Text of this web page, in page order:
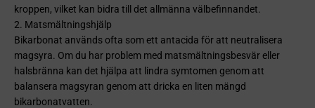
kroppen, vilket kan bidra till det allmänna välbefinnandet.
2. Matsmältningshjälp
Bikarbonat används ofta som ett antacida för att neutralisera
magsyra. Om du har problem med matsmältningsbesvär eller
halsbränna kan det hjälpa att lindra symtomen genom att
balansera magsyran genom att dricka en liten mängd
bikarbonatvatten.